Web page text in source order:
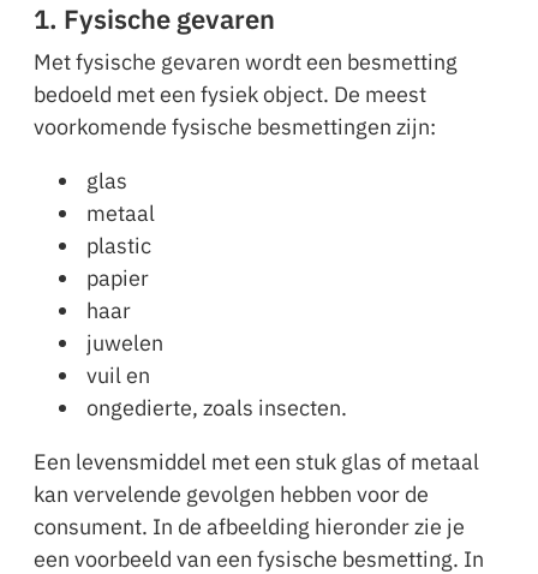
1. Fysische gevaren
Met fysische gevaren wordt een besmetting
bedoeld met een fysiek object. De meest
voorkomende fysische besmettingen zijn:
glas
metaal
plastic
papier
haar
juwelen
vuil en
ongedierte, zoals insecten.
Een levensmiddel met een stuk glas of metaal
kan vervelende gevolgen hebben voor de
consument. In de afbeelding hieronder zie je
een voorbeeld van een fysische besmetting. In